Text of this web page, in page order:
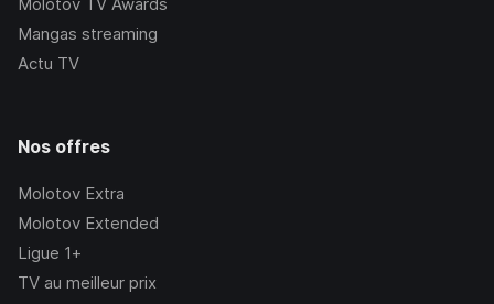
Mangas streaming
Actu TV
Nos offres
Molotov Extra
Molotov Extended
Ligue 1+
TV au meilleur prix